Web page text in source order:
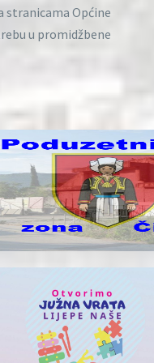
stranicama Općine
u promidžbene